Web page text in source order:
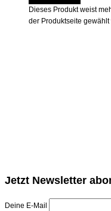
Dieses Produkt weist
der Produktseite gewählt
Jetzt Newsletter
Deine E-Mail